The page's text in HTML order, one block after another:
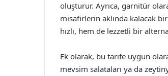
oluşturur. Ayrıca, garnitür
misafirlerin aklında kalacak
hızlı, hem de lezzetli bir
Ek olarak, bu tarife uygun
mevsim salataları ya da